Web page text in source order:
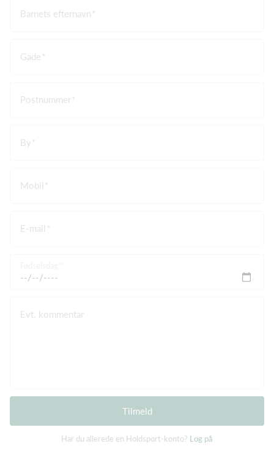
Barnets efternavn
Gade
Postnummer
By
Mobil
E-mail
Evt. kommentar
Tilmeld
Har du allerede en Holdsport-konto? Log på